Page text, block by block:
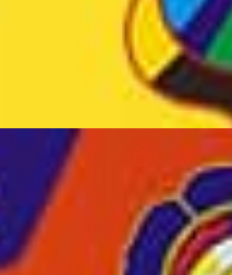
Seminar
Panduan Member Apepi